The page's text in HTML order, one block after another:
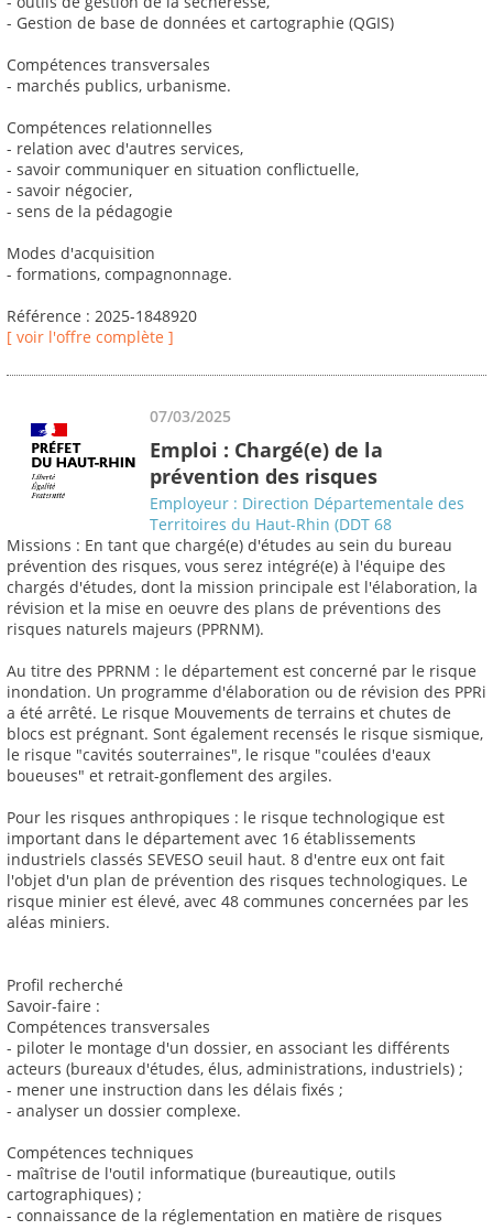
- Gestion de base de données et cartographie (QGIS)
Compétences transversales
- marchés publics, urbanisme.
Compétences relationnelles
- relation avec d'autres services,
- savoir communiquer en situation conflictuelle,
- savoir négocier,
- sens de la pédagogie
Modes d'acquisition
- formations, compagnonnage.
Référence : 2025-1848920
[ voir l'offre complète ]
07/03/2025
Emploi : Chargé(e) de la
prévention des risques
Employeur : Direction Départementale des
Territoires du Haut-Rhin (DDT 68
Missions : En tant que chargé(e) d'études au sein du bureau
prévention des risques, vous serez intégré(e) à l'équipe des
chargés d'études, dont la mission principale est l'élaboration, la
révision et la mise en oeuvre des plans de préventions des
risques naturels majeurs (PPRNM).
Au titre des PPRNM : le département est concerné par le risque
inondation. Un programme d'élaboration ou de révision des PPRi
a été arrêté. Le risque Mouvements de terrains et chutes de
blocs est prégnant. Sont également recensés le risque sismique,
le risque "cavités souterraines", le risque "coulées d'eaux
boueuses" et retrait-gonflement des argiles.
Pour les risques anthropiques : le risque technologique est
important dans le département avec 16 établissements
industriels classés SEVESO seuil haut. 8 d'entre eux ont fait
l'objet d'un plan de prévention des risques technologiques. Le
risque minier est élevé, avec 48 communes concernées par les
aléas miniers.
Profil recherché
Savoir-faire :
Compétences transversales
- piloter le montage d'un dossier, en associant les différents
acteurs (bureaux d'études, élus, administrations, industriels) ;
- mener une instruction dans les délais fixés ;
- analyser un dossier complexe.
Compétences techniques
- maîtrise de l'outil informatique (bureautique, outils
cartographiques) ;
- connaissance de la réglementation en matière de risques